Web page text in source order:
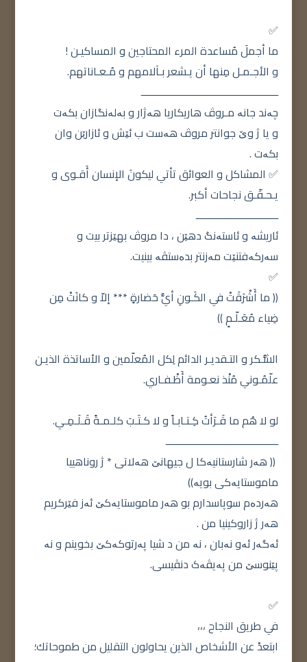
✅
ما أجملَ مُساعدة المرء المحتاجين و المساكيـن !
و الأجـمـل مِنها أن يـشعر بـآلامهم و مُـعـاناتهم.
ــــــــــــــــــــــــــــــــــــــــــــــــــ
چەند جانە مـروڤ هاریکاریا هەژار و بەلەنگازان بکەت
و یا ژ وێ جوانتر مروڤ هەست ب ئێش و ئازارێن وان
بکەت .
✅ المشاكل و العوائق تأتي ليكونَ الإنسان أَقـوى و
يـحـقّـق نجاحات أكبر.
ــــــــــــــــــــــــــــــ
ئاریشە و ئاستەنگ دهێن ، دا مروڤ بهێزتر بیت و
سەرکەفتنێت مەزنتر بدەستڤە بینیت.
✅
(( ما أَشْرَقَتْ في الكَـونِ أيُّ حَضارةٍ *** إلاّ و كانَتْ مِن
ضِياء مُعَـلّـمٍ ))
الشُّـكر و التـقديـر الدائم لِكل المُعلّمين و الأساتذة الذيـن
علّمُـوني مُنْذ نعـومة أَظْـفـاري.
لو لا هُم ما قَـرَأتُ كِـتـابـاً و لا كـتَـبَ كلـمـةً قَـلَـمِـي.
ـــــــــــــــــــــــــــــــــــــــــ
(( هەر شارستانیەکا ل جیهانێ هەلاتی * ژ روناهییا
ماموستایەکی بویە))
هەردەم سوپاسدارم بو هەر ماموستایەکێ ئەز فێرکریم
هەر ژ زاروکینیا من .
ئەگەر ئەو نەبان ، نە من د شیا پەرتوکەکێ بخوینم و نە
پێنوسێ من پەیڤەک دنڤیسی.
✅
في طريق النجاح ،،،
ابتعدْ عن الأشخاص الذين يحاولون التقليل من طموحاتك؛